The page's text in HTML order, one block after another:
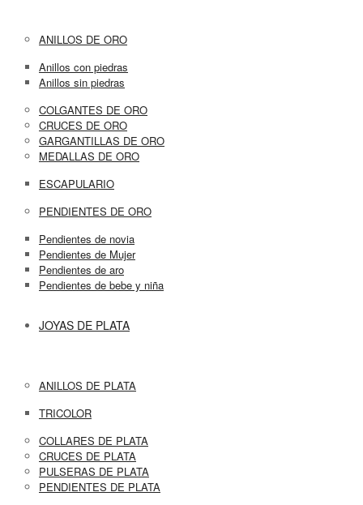
ANILLOS DE ORO
Anillos con piedras
Anillos sin piedras
COLGANTES DE ORO
CRUCES DE ORO
GARGANTILLAS DE ORO
MEDALLAS DE ORO
ESCAPULARIO
PENDIENTES DE ORO
Pendientes de novia
Pendientes de Mujer
Pendientes de aro
Pendientes de bebe y niña
JOYAS DE PLATA
ANILLOS DE PLATA
TRICOLOR
COLLARES DE PLATA
CRUCES DE PLATA
PULSERAS DE PLATA
PENDIENTES DE PLATA